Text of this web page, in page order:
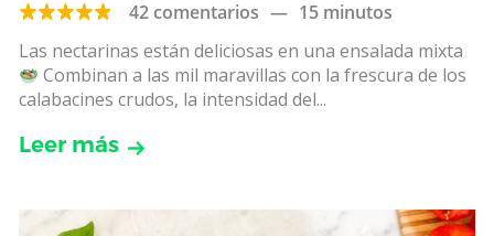
42 comentarios — 15 minutos
Las nectarinas están deliciosas en una ensalada mixta
Combinan a las mil maravillas con la frescura de los
calabacines crudos, la intensidad del...
Leer más